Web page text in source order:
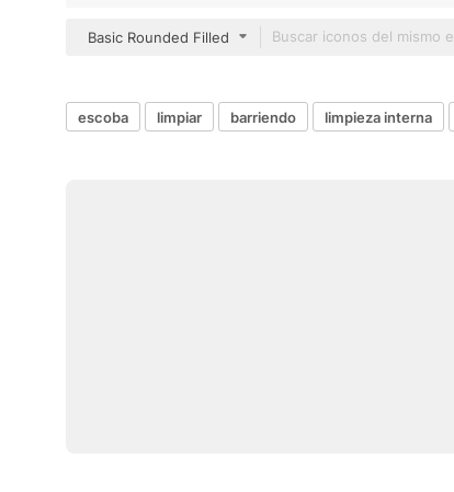
Basic Rounded Filled
escoba limpiar barriendo limpieza interna